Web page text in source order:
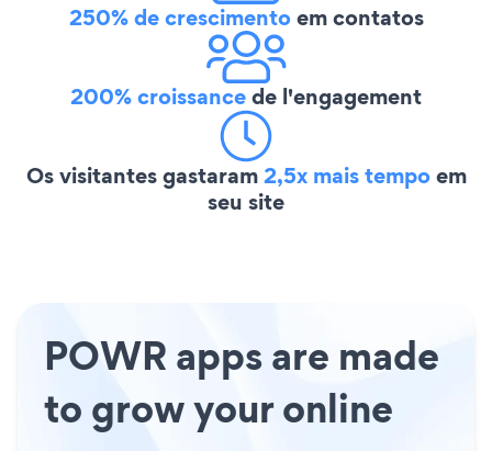
250% de crescimentoem contatos
200% croissancede l'engagement
Os visitantes gastaram2,5x mais tempoem
seu site
POWR apps are made
to grow your online